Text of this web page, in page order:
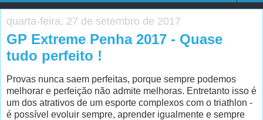
quarta-feira, 27 de setembro de 2017
GP Extreme Penha 2017 - Quase
tudo perfeito !
Provas nunca saem perfeitas, porque sempre podemos
melhorar e perfeição não admite melhoras. Entretanto isso é
um dos atrativos de um esporte complexos com o triathlon -
é possível evoluir sempre, aprender igualmente e sempre